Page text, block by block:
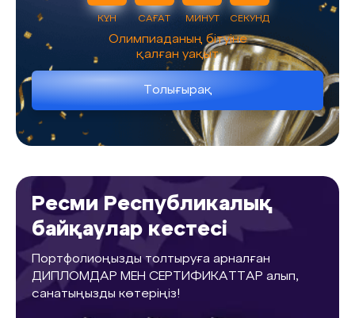
КҮН САҒАТ МИНУТ СЕКУНД
Олимпиаданың бітуіне
қалған уақыт
Толығырақ
Ресми Республикалық
байқаулар кестесі
Портфолиоңызды толтыруға арналған
ДИПЛОМДАР МЕН СЕРТИФИКАТТАР алып,
санатыңызды көтеріңіз!